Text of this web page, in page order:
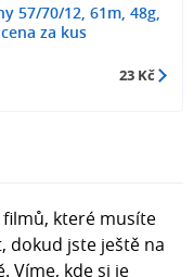
57/70/12, 61m, 48g,
za kus
23 Kč